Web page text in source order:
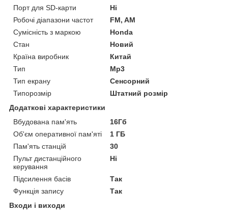
Порт для SD-карти
Ні
Робочі діапазони частот
FM, AM
Сумісність з маркою
Honda
Стан
Новий
Країна виробник
Китай
Тип
Mp3
Тип екрану
Сенсорний
Типорозмір
Штатний розмір
Додаткові характеристики
Вбудована пам'ять
16Гб
Об'єм оперативної пам'яті
1 ГБ
Пам'ять станцій
30
Пульт дистанційного
керування
Ні
Підсилення басів
Так
Функція запису
Так
Входи і виходи